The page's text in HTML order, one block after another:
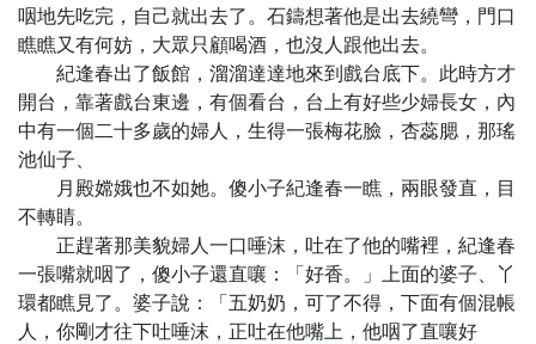
咽地先吃完，自己就出去了。石鑄想著他是出去繞彎，門口
瞧瞧又有何妨，大眾只顧喝酒，也沒人跟他出去。
紀逢春出了飯館，溜溜達達地來到戲台底下。此時方才
開台，靠著戲台東邊，有個看台，台上有好些少婦長女，內
中有一個二十多歲的婦人，生得一張梅花臉，杏蕊腮，那瑤
池仙子、
月殿嫦娥也不如她。傻小子紀逢春一瞧，兩眼發直，目
不轉睛。
正趕著那美貌婦人一口唾沫，吐在了他的嘴裡，紀逢春
一張嘴就咽了，傻小子還直嚷：「好香。」上面的婆子、丫
環都瞧見了。婆子說：「五奶奶，可了不得，下面有個混帳
人，你剛才往下吐唾沫，正吐在他嘴上，他咽了直嚷好